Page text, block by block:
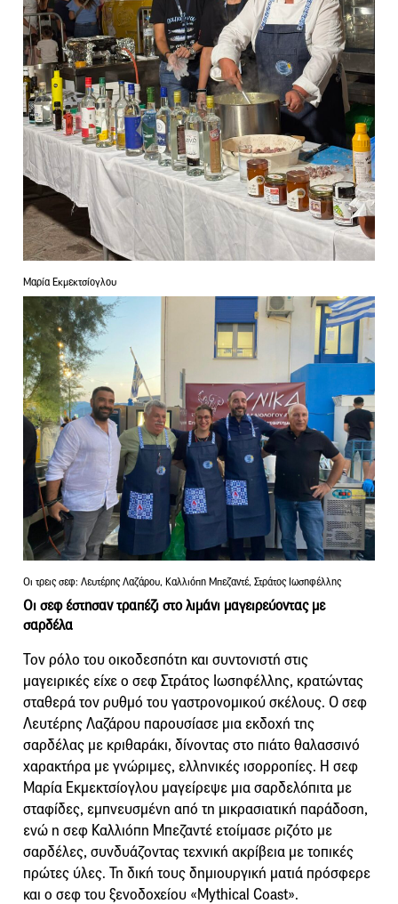
Μαρία Εκμεκτσίογλου
Οι τρεις σεφ: Λευτέρης Λαζάρου, Καλλιόπη Μπεζαντέ, Στράτος Ιωσηφέλλης
Οι σεφ έστησαν τραπέζι στο λιμάνι μαγειρεύοντας με
σαρδέλα
Τον ρόλο του οικοδεσπότη και συντονιστή στις
μαγειρικές είχε ο σεφ Στράτος Ιωσηφέλλης, κρατώντας
σταθερά τον ρυθμό του γαστρονομικού σκέλους. Ο σεφ
Λευτέρης Λαζάρου παρουσίασε μια εκδοχή της
σαρδέλας με κριθαράκι, δίνοντας στο πιάτο θαλασσινό
χαρακτήρα με γνώριμες, ελληνικές ισορροπίες. Η σεφ
Μαρία Εκμεκτσίογλου μαγείρεψε μια σαρδελόπιτα με
σταφίδες, εμπνευσμένη από τη μικρασιατική παράδοση,
ενώ η σεφ Καλλιόπη Μπεζαντέ ετοίμασε ριζότο με
σαρδέλες, συνδυάζοντας τεχνική ακρίβεια με τοπικές
πρώτες ύλες. Τη δική τους δημιουργική ματιά πρόσφερε
και ο σεφ του ξενοδοχείου «Mythical Coast».